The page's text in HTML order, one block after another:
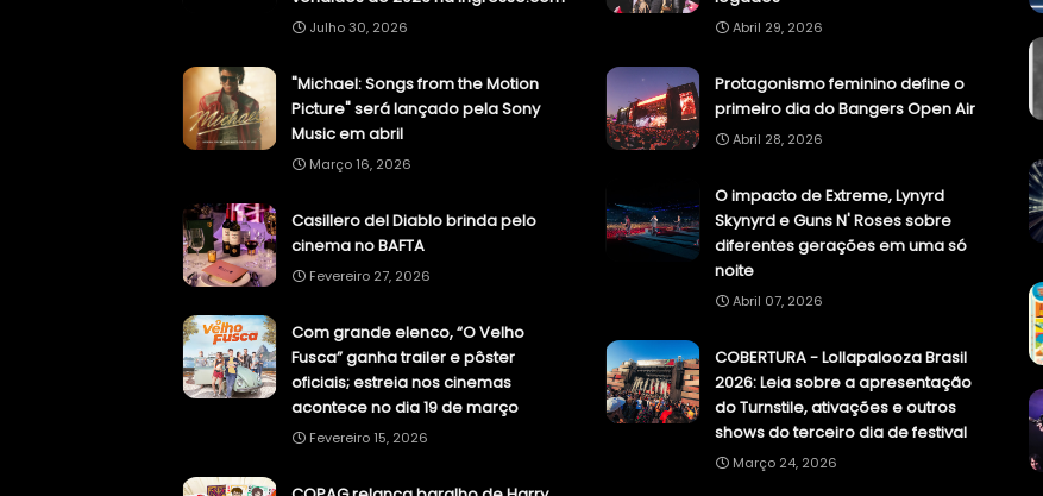
Julho 30, 2026
"Michael: Songs from the Motion
Picture" será lançado pela Sony
Music em abril
Março 16, 2026
Casillero del Diablo brinda pelo
cinema no BAFTA
Fevereiro 27, 2026
Com grande elenco, “O Velho
Fusca” ganha trailer e pôster
oficiais; estreia nos cinemas
acontece no dia 19 de março
Fevereiro 15, 2026
Abril 29, 2026
Protagonismo feminino define o
primeiro dia do Bangers Open Air
Abril 28, 2026
O impacto de Extreme, Lynyrd
Skynyrd e Guns N' Roses sobre
diferentes gerações em uma só
noite
Abril 07, 2026
COBERTURA - Lollapalooza Brasil
2026: Leia sobre a apresentação
do Turnstile, ativações e outros
shows do terceiro dia de festival
Março 24, 2026